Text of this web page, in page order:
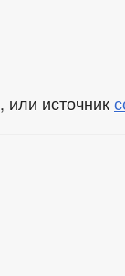
, или источник